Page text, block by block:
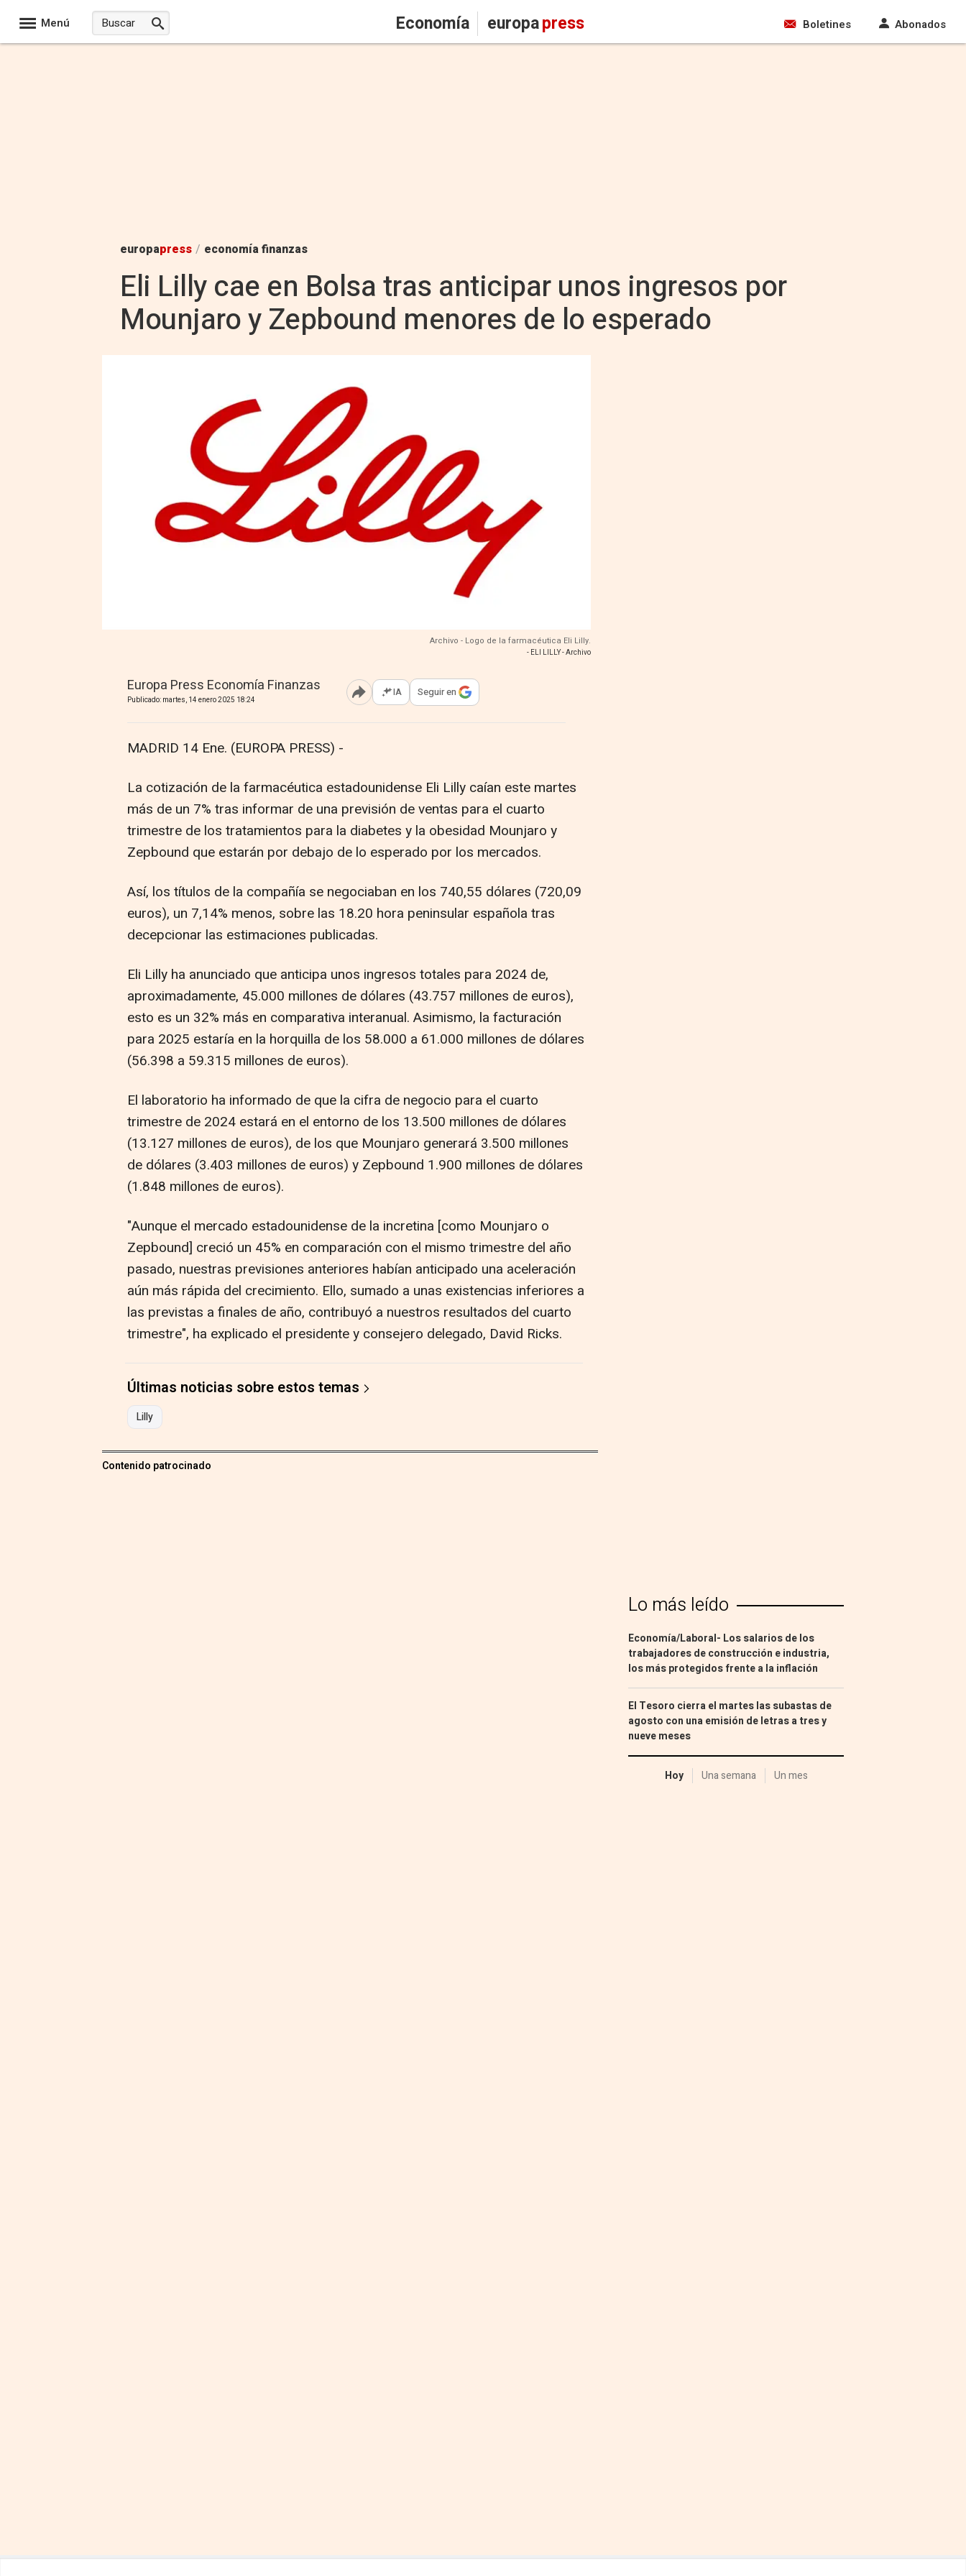
Menú Economía europapress Boletines Abonados
europapress / economía finanzas
Eli Lilly cae en Bolsa tras anticipar unos ingresos por
Mounjaro y Zepbound menores de lo esperado
Archivo - Logo de la farmacéutica Eli Lilly.
- ELI LILLY - Archivo
Europa Press Economía Finanzas
Publicado: martes, 14 enero 2025 18:24 Abrir opciones para compartir
IA Seguir en
MADRID 14 Ene. (EUROPA PRESS) -
La cotización de la farmacéutica estadounidense Eli Lilly caían este martes
más de un 7% tras informar de una previsión de ventas para el cuarto
trimestre de los tratamientos para la diabetes y la obesidad Mounjaro y
Zepbound que estarán por debajo de lo esperado por los mercados.
Así, los títulos de la compañía se negociaban en los 740,55 dólares (720,09
euros), un 7,14% menos, sobre las 18.20 hora peninsular española tras
decepcionar las estimaciones publicadas.
Eli Lilly ha anunciado que anticipa unos ingresos totales para 2024 de,
aproximadamente, 45.000 millones de dólares (43.757 millones de euros),
esto es un 32% más en comparativa interanual. Asimismo, la facturación
para 2025 estaría en la horquilla de los 58.000 a 61.000 millones de dólares
(56.398 a 59.315 millones de euros).
El laboratorio ha informado de que la cifra de negocio para el cuarto
trimestre de 2024 estará en el entorno de los 13.500 millones de dólares
(13.127 millones de euros), de los que Mounjaro generará 3.500 millones
de dólares (3.403 millones de euros) y Zepbound 1.900 millones de dólares
(1.848 millones de euros).
"Aunque el mercado estadounidense de la incretina [como Mounjaro o
Zepbound] creció un 45% en comparación con el mismo trimestre del año
pasado, nuestras previsiones anteriores habían anticipado una aceleración
aún más rápida del crecimiento. Ello, sumado a unas existencias inferiores a
las previstas a finales de año, contribuyó a nuestros resultados del cuarto
trimestre", ha explicado el presidente y consejero delegado, David Ricks.
Últimas noticias sobre estos temas
Lilly
Contenido patrocinado
Lo más leído
Economía/Laboral- Los salarios de los
trabajadores de construcción e industria,
los más protegidos frente a la inflación
El Tesoro cierra el martes las subastas de
agosto con una emisión de letras a tres y
nueve meses
Hoy Una semana Un mes